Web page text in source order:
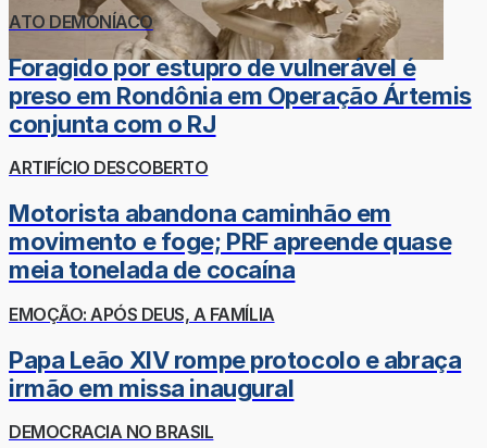
ATO DEMONÍACO
Foragido por estupro de vulnerável é
preso em Rondônia em Operação Ártemis
conjunta com o RJ
ARTIFÍCIO DESCOBERTO
Motorista abandona caminhão em
movimento e foge; PRF apreende quase
meia tonelada de cocaína
EMOÇÃO: APÓS DEUS, A FAMÍLIA
Papa Leão XIV rompe protocolo e abraça
irmão em missa inaugural
DEMOCRACIA NO BRASIL